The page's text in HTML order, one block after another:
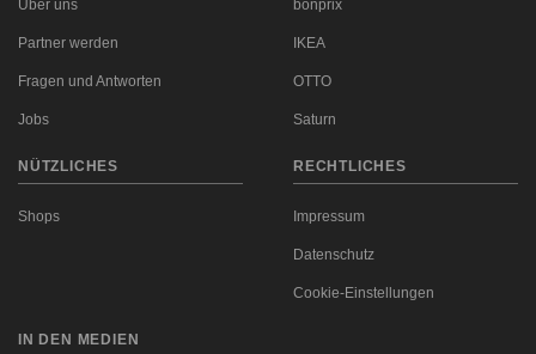
Über uns
Partner werden
Fragen und Antworten
Jobs
bonprix
IKEA
OTTO
Saturn
NÜTZLICHES
Shops
RECHTLICHES
Impressum
Datenschutz
Cookie-Einstellungen
IN DEN MEDIEN